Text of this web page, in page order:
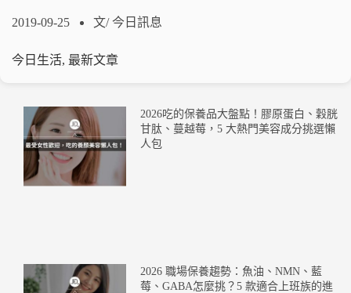
2019-09-25 文/今日訊息
今日生活, 最新文章
2026吃的保養品大盤點！膠原蛋白、穀胱
甘肽、蔓越莓，5 大熱門美容成分挑選懶
人包
2026 職場保養趨勢：魚油、NMN、藍
莓、GABA怎麼挑？5 款適合上班族的進